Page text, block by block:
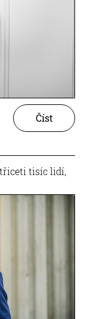
Číst
tisíc lidí,